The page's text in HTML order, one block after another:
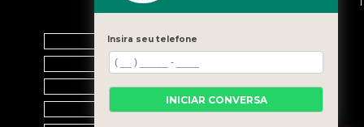
Home
Empresa
Galeria
Contato
Insira seu telefone
INICIAR CONVERSA